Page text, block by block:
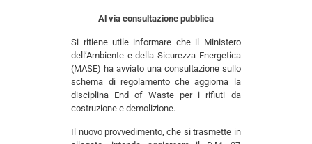
Al via consultazione pubblica
Si ritiene utile informare che il Ministero
dell’Ambiente e della Sicurezza Energetica
(MASE) ha avviato una consultazione sullo
schema di regolamento che aggiorna la
disciplina End of Waste per i rifiuti da
costruzione e demolizione.
Il nuovo provvedimento, che si trasmette in